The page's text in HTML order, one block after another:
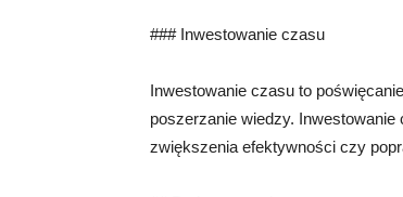
### Inwestowanie czasu
Inwestowanie czasu to
poszerzanie wiedzy.
zwiększenia efektywności czy